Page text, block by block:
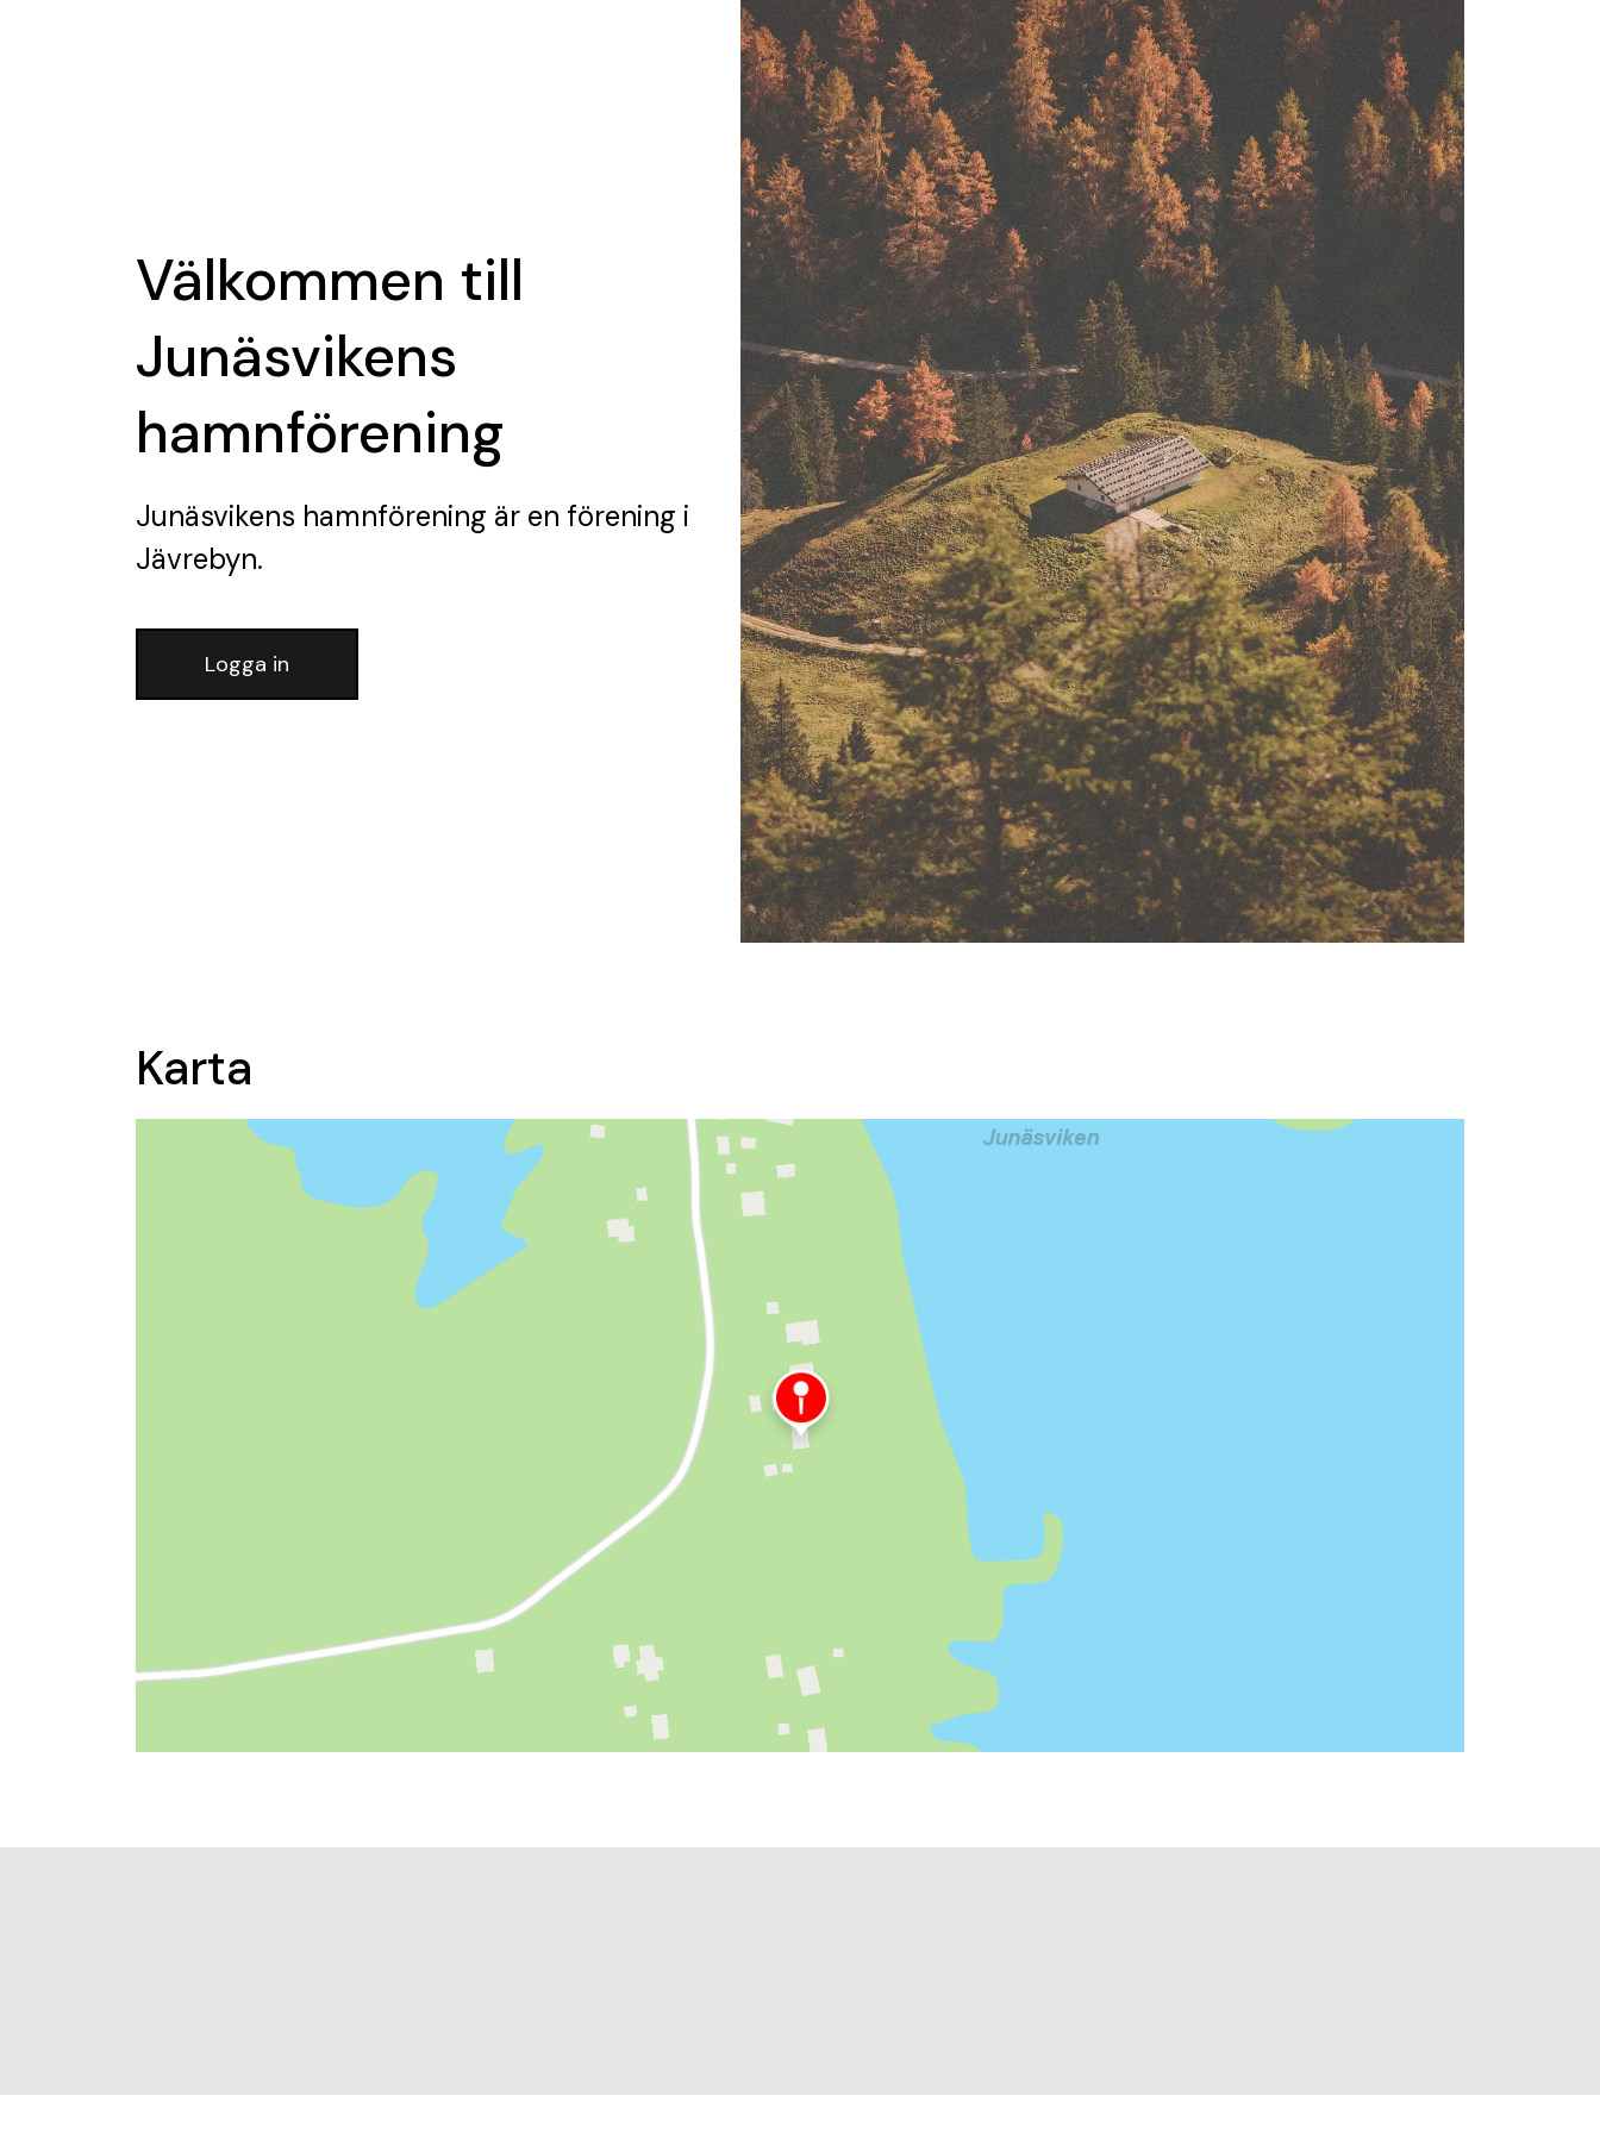
Välkommen till
Junäsvikens
hamnförening
Junäsvikens hamnförening är en förening i
Jävrebyn.
Logga in
Karta